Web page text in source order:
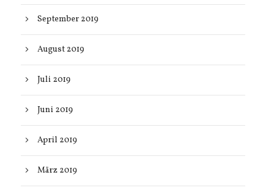
September 2019
August 2019
Juli 2019
Juni 2019
April 2019
März 2019